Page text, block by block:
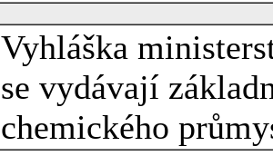
Vyhláška
se vydávají
chemického